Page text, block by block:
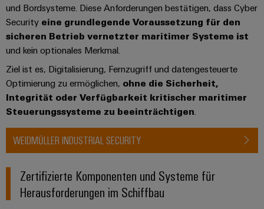
und Bordsysteme. Diese Anforderungen bestätigen, dass Cyber
Security eine grundlegende Voraussetzung für den
sicheren Betrieb vernetzter maritimer Systeme ist
und kein optionales Merkmal.
Ziel ist es, Digitalisierung, Fernzugriff und datengesteuerte
Optimierung zu ermöglichen, ohne die Sicherheit,
Integrität oder Verfügbarkeit kritischer maritimer
Steuerungssysteme zu beeinträchtigen
WEIDMÜLLER INDUSTRIAL SECURITY
Zertifizierte Komponenten und Systeme für
Herausforderungen im Schiffbau